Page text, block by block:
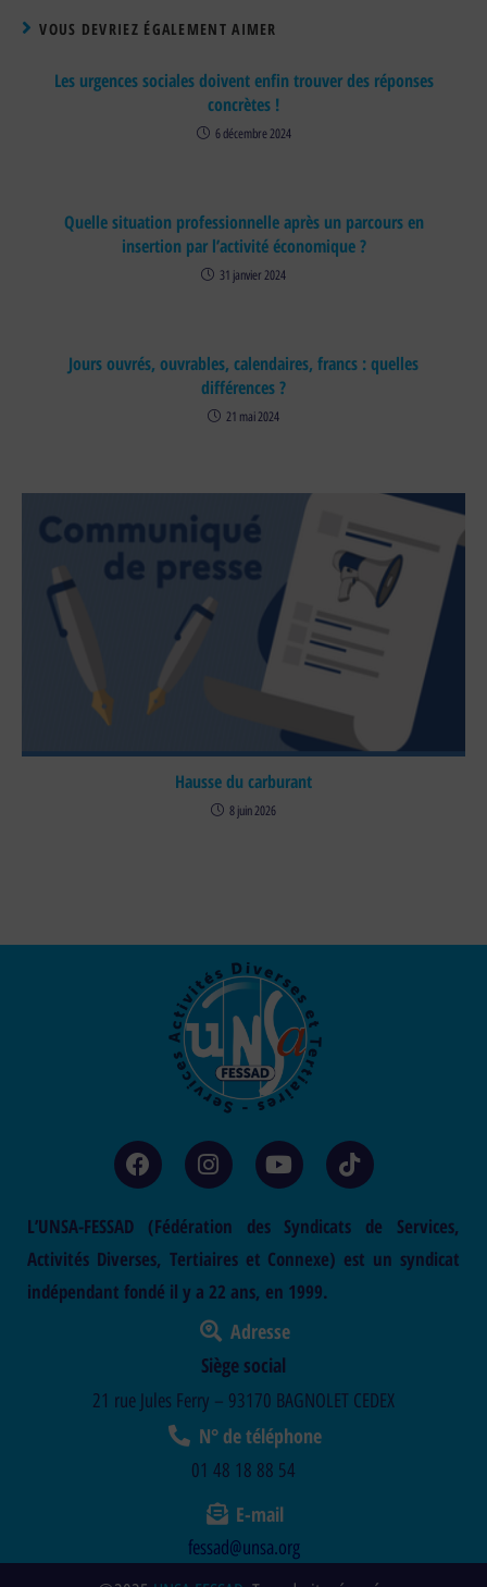
VOUS DEVRIEZ ÉGALEMENT AIMER
Les urgences sociales doivent enfin trouver des réponses
concrètes !
6 décembre 2024
Quelle situation professionnelle après un parcours en
insertion par l’activité économique ?
31 janvier 2024
Jours ouvrés, ouvrables, calendaires, francs : quelles
différences ?
21 mai 2024
Hausse du carburant
8 juin 2026
L’UNSA-FESSAD (Fédération des Syndicats de Services,
Activités Diverses, Tertiaires et Connexe) est un syndicat
indépendant fondé il y a 22 ans, en 1999.
Adresse
Siège social
21 rue Jules Ferry – 93170 BAGNOLET CEDEX
N° de téléphone
01 48 18 88 54
E-mail
fessad@unsa.org